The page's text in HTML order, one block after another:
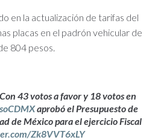
en la actualización de tarifas del
placas en el padrón vehicular de
804 pesos.
43 votos a favor y 18 votos en
aprobó el Presupuesto de
de México para el ejercicio Fiscal
Zk8VVT6xLY